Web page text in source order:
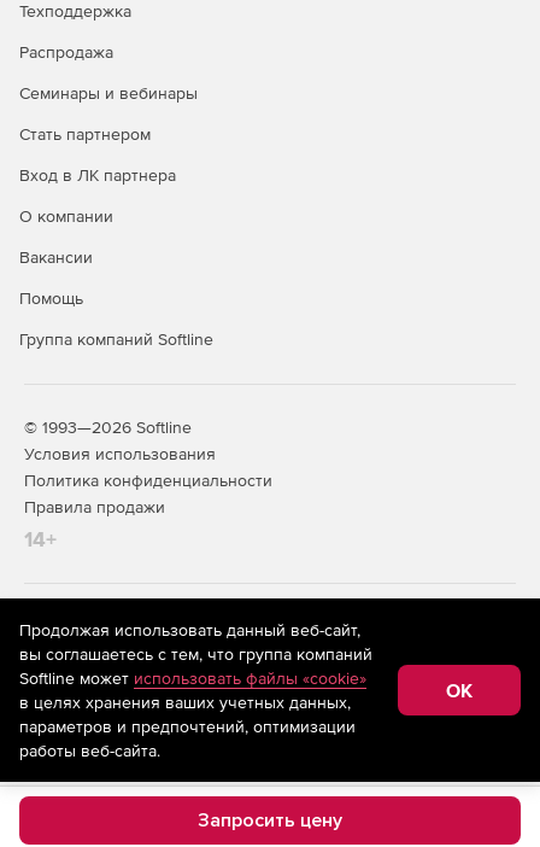
Запросить цену
Техподдержка
Распродажа
Семинары и вебинары
Стать партнером
Вход в ЛК партнера
О компании
Вакансии
Помощь
Группа компаний Softline
© 1993—2026 Softline
Условия использования
Политика конфиденциальности
Правила продажи
14+
На информационном ресурсе store.softline.ru применяются
рекомендательные технологии
(информационные технологии
предоставления информации на основе сбора,
систематизации и анализа сведений, относящихся к
предпочтениям пользователей сети «Интернет»,
находящихся на территории Российской Федерации)
Продолжая использовать данный веб-сайт,
вы соглашаетесь с тем, что группа компаний
Softline может использовать файлы «cookie»
в целях хранения ваших учетных данных,
параметров и предпочтений, оптимизации
работы веб-сайта.
OK